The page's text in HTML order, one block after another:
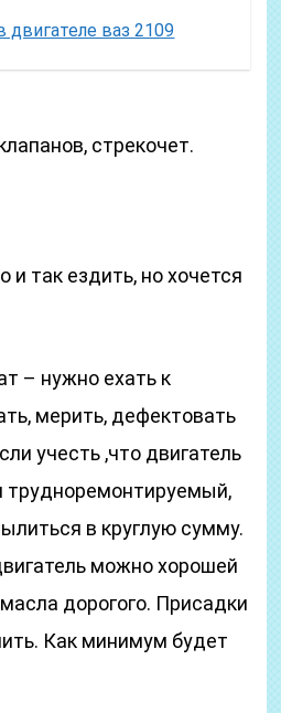
двигателе ваз 2109
стрекочет.
так ездить, но хочется
– нужно ехать к
мерить, дефектовать
учесть ,что двигатель
трудноремонтируемый,
в круглую сумму.
можно хорошей
дорогого. Присадки
Как минимум будет